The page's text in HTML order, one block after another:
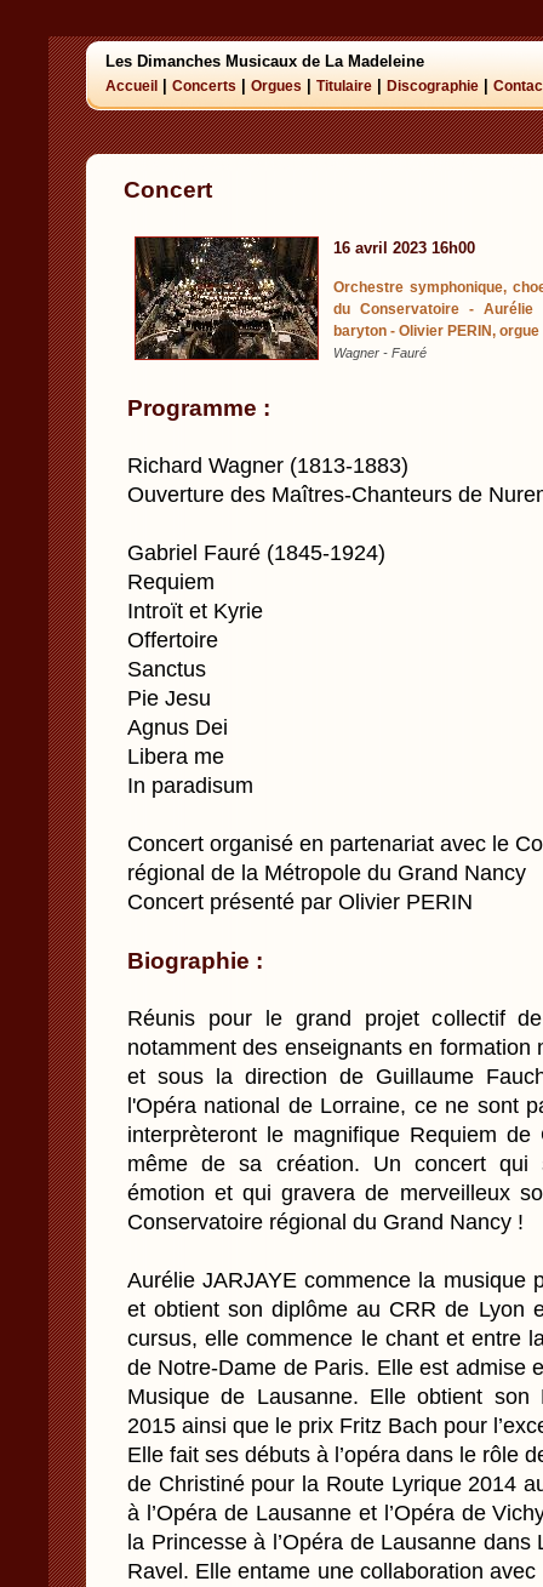
Les Dimanches Musicaux de La Madeleine
Accueil Concerts Orgues Titulaire Discographie
Concert
16 avril 2023 16h00
Orchestre symphonique,
du Conservatoire - Aurélie
baryton - Olivier PERIN,
Wagner - Fauré
Programme :
Richard Wagner (1813-1883)
Ouverture des Maîtres-Chanteurs de
Gabriel Fauré (1845-1924)
Requiem
Introït et Kyrie
Offertoire
Sanctus
Pie Jesu
Agnus Dei
Libera me
In paradisum
Concert organisé en partenariat avec le
régional de la Métropole du Grand Nancy
Concert présenté par Olivier PERIN
Biographie :
Réunis pour le grand projet collectif
notamment des enseignants en formation
et sous la direction de Guillaume
l'Opéra national de Lorraine, ce ne sont
interprèteront le magnifique Requiem
même de sa création. Un concert qui
émotion et qui gravera de merveilleux
Conservatoire régional du Grand Nancy !
Aurélie JARJAYE commence la musique
et obtient son diplôme au CRR de Lyon
cursus, elle commence le chant et entre
de Notre-Dame de Paris. Elle est admise
Musique de Lausanne. Elle obtient
2015 ainsi que le prix Fritz Bach pour
Elle fait ses débuts à l’opéra dans le rôle
de Christiné pour la Route Lyrique 2014
à l’Opéra de Lausanne et l’Opéra de
la Princesse à l’Opéra de Lausanne dans
Ravel. Elle entame une collaboration avec